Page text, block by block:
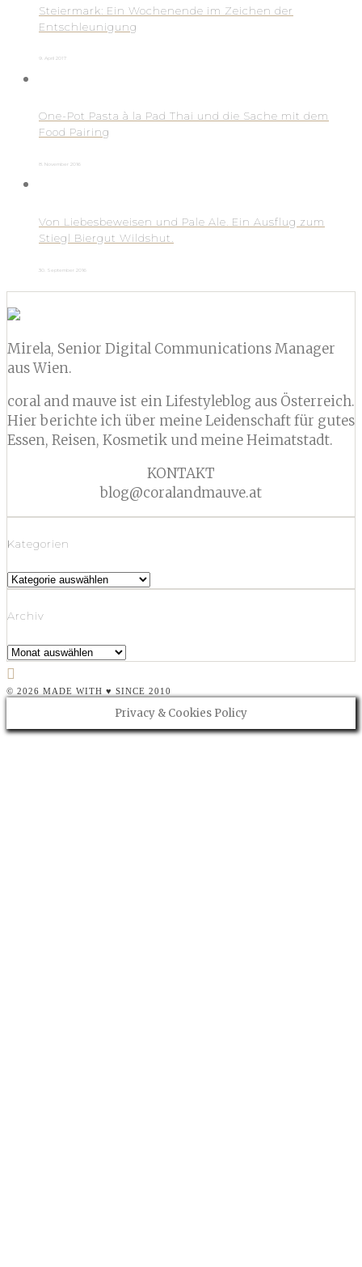
Steiermark: Ein Wochenende im Zeichen der
Entschleunigung
9. April 2017
One-Pot Pasta à la Pad Thai und die Sache mit dem
Food Pairing
8. November 2016
Von Liebesbeweisen und Pale Ale. Ein Ausflug zum
Stiegl Biergut Wildshut.
30. September 2016
Mirela, Senior Digital Communications Manager
aus Wien.
coral and mauve ist ein Lifestyleblog aus Österreich.
Hier berichte ich über meine Leidenschaft für gutes
Essen, Reisen, Kosmetik und meine Heimatstadt.
KONTAKT
blog@coralandmauve.at
Kategorien
Kategorien
Archiv
Archiv
© 2026 MADE WITH ♥ SINCE 2010
Privacy & Cookies Policy